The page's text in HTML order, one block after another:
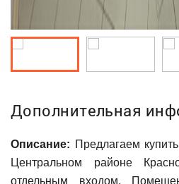
Дополнительная
Описание: Предлагаем
Центральном районе
отдельным входом.